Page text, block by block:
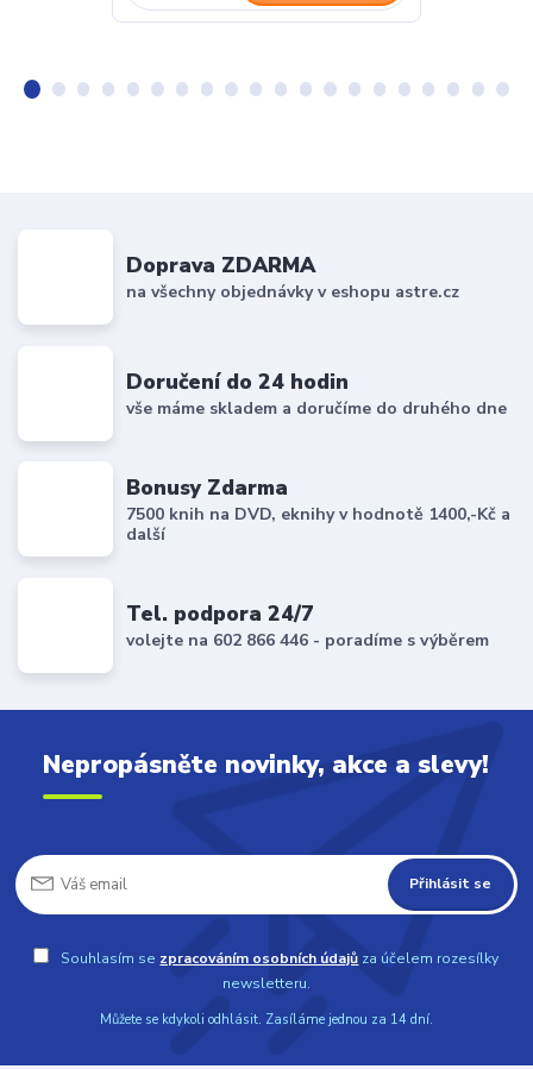
Doprava ZDARMA
na všechny objednávky v eshopu astre.cz
Doručení do 24 hodin
vše máme skladem a doručíme do druhého dne
Bonusy Zdarma
7500 knih na DVD, eknihy v hodnotě 1400,-Kč a
další
Tel. podpora 24/7
volejte na 602 866 446 - poradíme s výběrem
Nepropásněte novinky, akce a slevy!
Přihlásit se
Souhlasím se zpracováním osobních údajů za účelem rozesílky
newsletteru.
Můžete se kdykoli odhlásit. Zasíláme jednou za 14 dní.